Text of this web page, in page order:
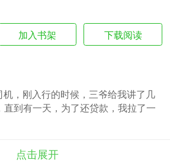
加入书架 下载阅读
，刚入行的时候，三爷给我讲了几
到有一天，为了还贷款，我拉了一
点击展开